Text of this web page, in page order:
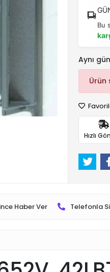
Bu
Aynı
Ürün
Hızlı
Haber Ver Telefonla